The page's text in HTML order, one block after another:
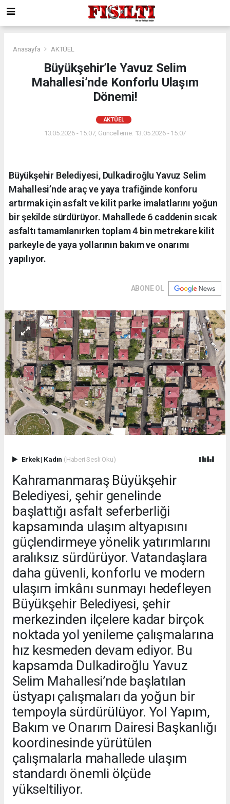
Anasayfa AKTÜEL
Büyükşehir’le Yavuz Selim
Mahallesi’nde Konforlu Ulaşım
Dönemi!
AKTÜEL
13.05.2026 - 15:07, Güncelleme: 13.05.2026 - 15:07
Büyükşehir Belediyesi, Dulkadiroğlu Yavuz Selim
Mahallesi’nde araç ve yaya trafiğinde konforu
artırmak için asfalt ve kilit parke imalatlarını yoğun
bir şekilde sürdürüyor. Mahallede 6 caddenin sıcak
asfaltı tamamlanırken toplam 4 bin metrekare kilit
parkeyle de yaya yollarının bakım ve onarımı
yapılıyor.
ABONE OL
Erkek| Kadın (Haberi Sesli Oku)
Kahramanmaraş Büyükşehir
Belediyesi, şehir genelinde
başlattığı asfalt seferberliği
kapsamında ulaşım altyapısını
güçlendirmeye yönelik yatırımlarını
aralıksız sürdürüyor. Vatandaşlara
daha güvenli, konforlu ve modern
ulaşım imkânı sunmayı hedefleyen
Büyükşehir Belediyesi, şehir
merkezinden ilçelere kadar birçok
noktada yol yenileme çalışmalarına
hız kesmeden devam ediyor. Bu
kapsamda Dulkadiroğlu Yavuz
Selim Mahallesi’nde başlatılan
üstyapı çalışmaları da yoğun bir
tempoyla sürdürülüyor. Yol Yapım,
Bakım ve Onarım Dairesi Başkanlığı
koordinesinde yürütülen
çalışmalarla mahallede ulaşım
standardı önemli ölçüde
yükseltiliyor.